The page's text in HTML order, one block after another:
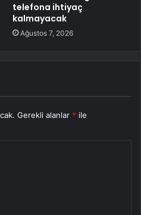
telefona ihtiyaç
kalmayacak
Ağustos 7, 2026
Gerekli alanlar * ile